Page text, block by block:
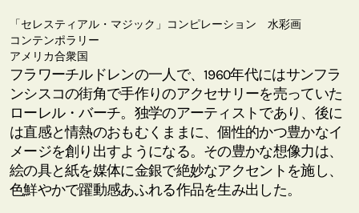
「セレスティアル・マジック」コンピレーション 水彩画
コンテンポラリー
アメリカ合衆国
フラワーチルドレンの一人で、1960年代にはサンフラ
ンシスコの街角で手作りのアクセサリーを売っていた
ローレル・バーチ。独学のアーティストであり、後に
は直感と情熱のおもむくままに、個性的かつ豊かなイ
メージを創り出すようになる。その豊かな想像力は、
絵の具と紙を媒体に金銀で絶妙なアクセントを施し、
色鮮やかで躍動感あふれる作品を生み出した。